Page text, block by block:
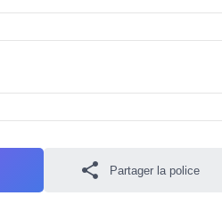
Partager la police